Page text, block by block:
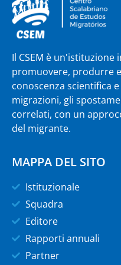
Il CSEM è
promuovere, produrre
conoscenza scientifica
migrazioni, gli
correlati, con un
del migrante.
MAPPA DEL SITO
Istituzionale
Squadra
Editore
Rapporti annuali
Partner